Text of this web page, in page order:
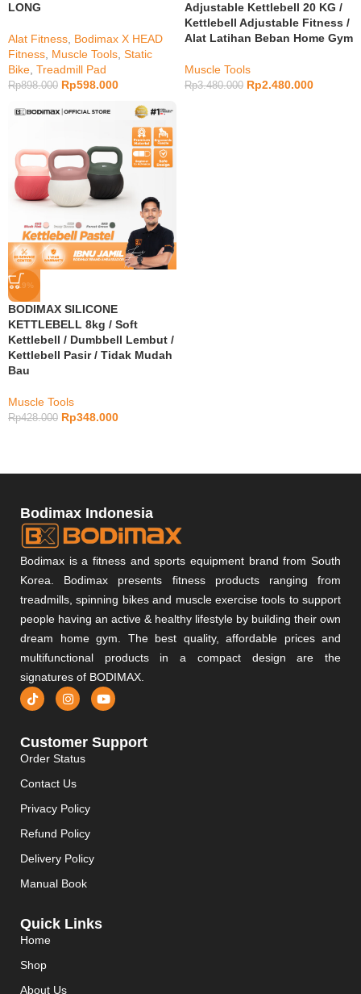
LONG
Alat Fitness Bodimax X HEAD
Fitness Muscle Tools Static
Bike Treadmill Pad
Rp898.000 Rp598.000
Adjustable Kettlebell 20 KG /
Kettlebell Adjustable Fitness /
Alat Latihan Beban Home Gym
Muscle Tools
Rp3.480.000 Rp2.480.000
-19%
BODIMAX SILICONE
KETTLEBELL 8kg / Soft
Kettlebell / Dumbbell Lembut /
Kettlebell Pasir / Tidak Mudah
Bau
Muscle Tools
Rp428.000 Rp348.000
Bodimax Indonesia
Bodimax is a fitness and sports equipment brand from South
Korea. Bodimax presents fitness products ranging from
treadmills, spinning bikes and muscle exercise tools to support
people having an active & healthy lifestyle by building their own
dream home gym. The best quality, affordable prices and
multifunctional products in a compact design are the
signatures of BODIMAX.
Customer Support
Order Status
Contact Us
Privacy Policy
Refund Policy
Delivery Policy
Manual Book
Quick Links
Home
Shop
About Us